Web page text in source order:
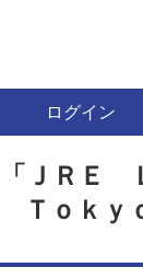
ログイン
ＪＲＥ
ｏｋｙ